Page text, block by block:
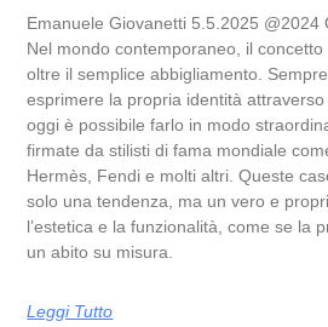
Emanuele Giovanetti 5.5.2025 @2024
Nel mondo contemporaneo, il concetto
oltre il semplice abbigliamento.
esprimere la propria identità
oggi è possibile farlo in modo
firmate da stilisti di fama mondiale
Hermès, Fendi e molti altri. Queste
solo una tendenza, ma un vero e
l’estetica e la funzionalità, come se la
un abito su misura.
Leggi Tutto